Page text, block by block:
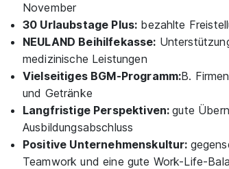
November
30 Urlaubstage Plus: bezahlte
NEULAND Beihilfekasse:
medizinische Leistungen
Vielseitiges BGM-Programm:B.
und Getränke
Langfristige Perspektiven:gute
Ausbildungsabschluss
Positive Unternehmenskultur:
Teamwork und eine gute Work-Life-